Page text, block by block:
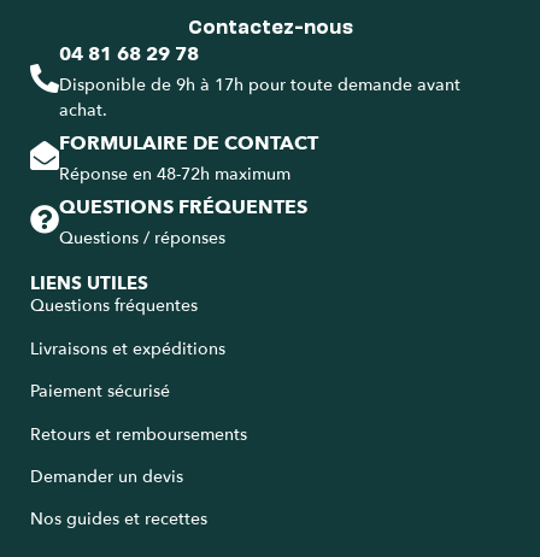
Contactez-nous
04 81 68 29 78
Disponible de 9h à 17h pour toute demande avant
achat.
FORMULAIRE DE CONTACT
Réponse en 48-72h maximum
QUESTIONS FRÉQUENTES
Questions / réponses
LIENS UTILES
Questions fréquentes
Livraisons et expéditions
Paiement sécurisé
Retours et remboursements
Demander un devis
Nos guides et recettes